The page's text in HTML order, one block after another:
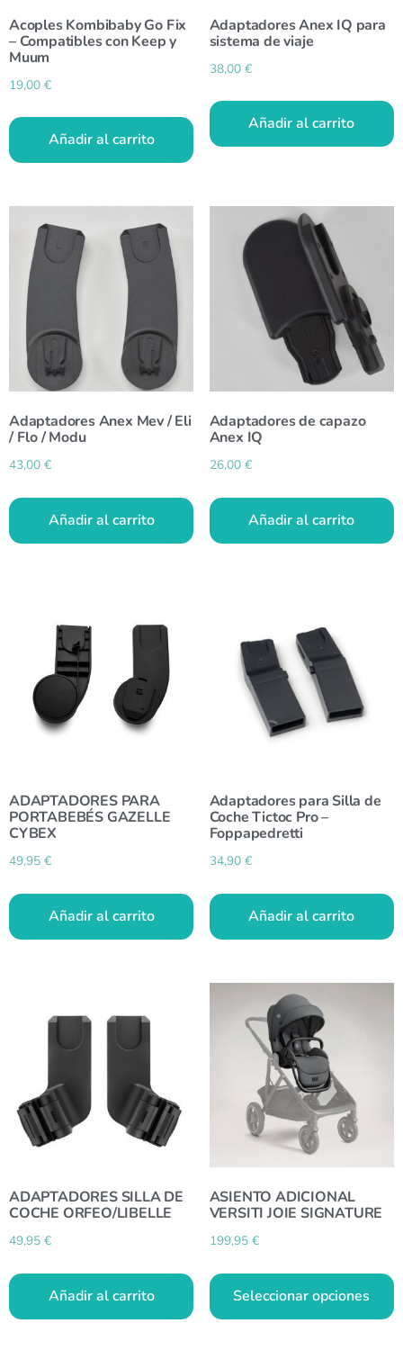
Acoples Kombibaby Go Fix
– Compatibles con Keep y
Muum
19,00 €
Añadir al carrito
Adaptadores Anex IQ para
sistema de viaje
38,00 €
Añadir al carrito
Adaptadores Anex Mev / Eli
/ Flo / Modu
43,00 €
Añadir al carrito
Adaptadores de capazo
Anex IQ
26,00 €
Añadir al carrito
ADAPTADORES PARA
PORTABEBÉS GAZELLE
CYBEX
49,95 €
Añadir al carrito
Adaptadores para Silla de
Coche Tictoc Pro –
Foppapedretti
34,90 €
Añadir al carrito
ADAPTADORES SILLA DE
COCHE ORFEO/LIBELLE
49,95 €
Añadir al carrito
ASIENTO ADICIONAL
VERSITI JOIE SIGNATURE
199,95 €
Seleccionar opciones